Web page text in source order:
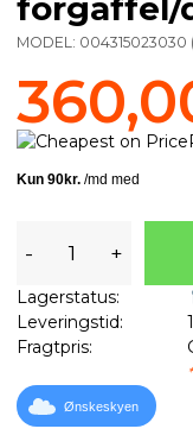
MODEL: 004315023030
- +
Lagerstatus:
Leveringstid:
Fragtpris:
Ønskeskyen